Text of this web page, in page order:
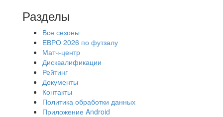
Разделы
Все сезоны
ЕВРО 2026 по футзалу
Матч-центр
Дисквалификации
Рейтинг
Документы
Контакты
Политика обработки данных
Приложение Android